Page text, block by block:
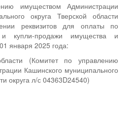
имуществом Администрации
округа Тверской области
реквизитов для оплаты по
купли-продажи имущества и
января 2025 года:
(Комитет по управлению
Кашинского муниципального
округа л/с 04363D24540)